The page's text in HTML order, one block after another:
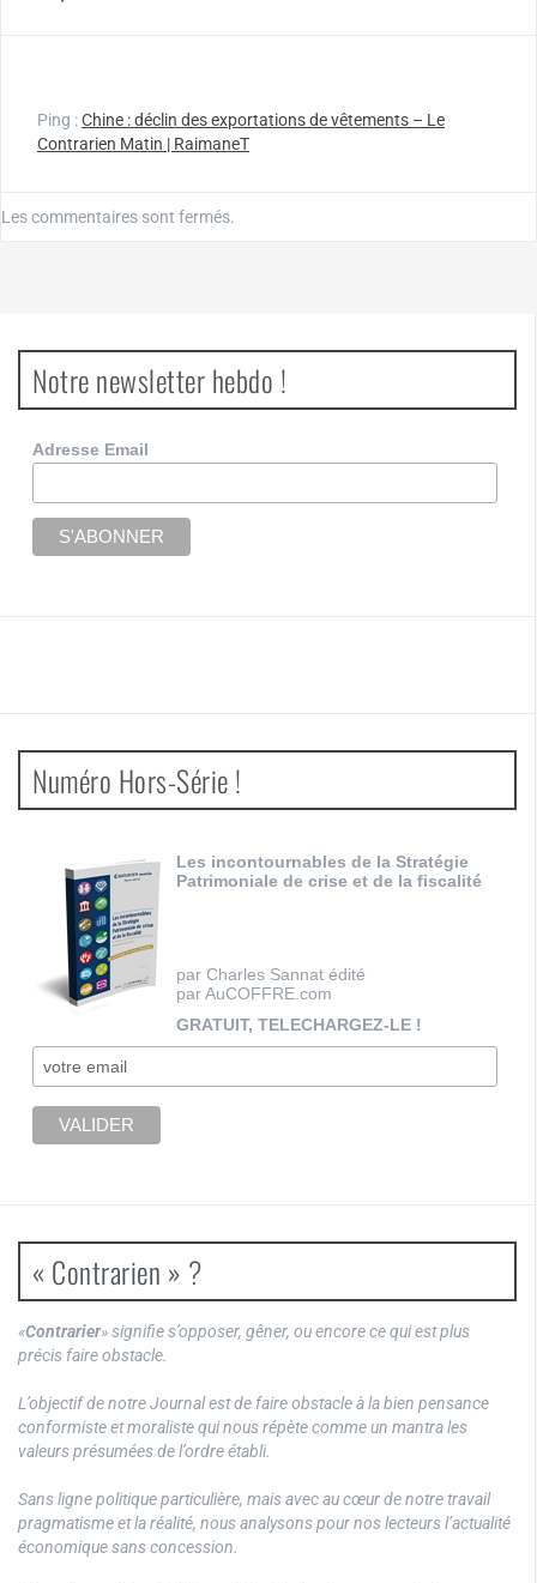
Ping :Chine : déclin des exportations de vêtements – Le
Contrarien Matin | RaimaneT
Les commentaires sont fermés.
Notre newsletter hebdo !
Adresse Email
Numéro Hors-Série !
Les incontournables de la Stratégie
Patrimoniale de crise et de la fiscalité
par Charles Sannat édité
par AuCOFFRE.com
GRATUIT, TELECHARGEZ-LE !
« Contrarien » ?
«Contrarier» signifie s’opposer, gêner, ou encore ce qui est plus
précis faire obstacle.
L’objectif de notre Journal est de faire obstacle à la bien pensance
conformiste et moraliste qui nous répète comme un mantra les
valeurs présumées de l’ordre établi.
Sans ligne politique particulière, mais avec au cœur de notre travail
pragmatisme et la réalité, nous analysons pour nos lecteurs l’actualité
économique sans concession.